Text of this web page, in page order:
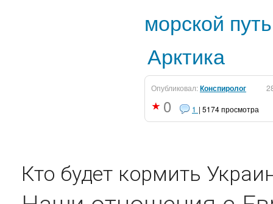
морской путь
Арктика
Опубликовал:Конспиролог
0 1 | 5174 просмотра
Кто будет кормить